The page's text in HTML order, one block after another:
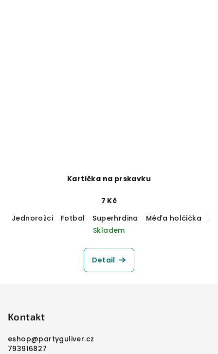
Kartička na prskavku
7 Kč
Jednorožci
Fotbal Superhrdina Méďa holčička
Skladem
Detail
Kontakt
eshop@partyguliver.cz
793916827